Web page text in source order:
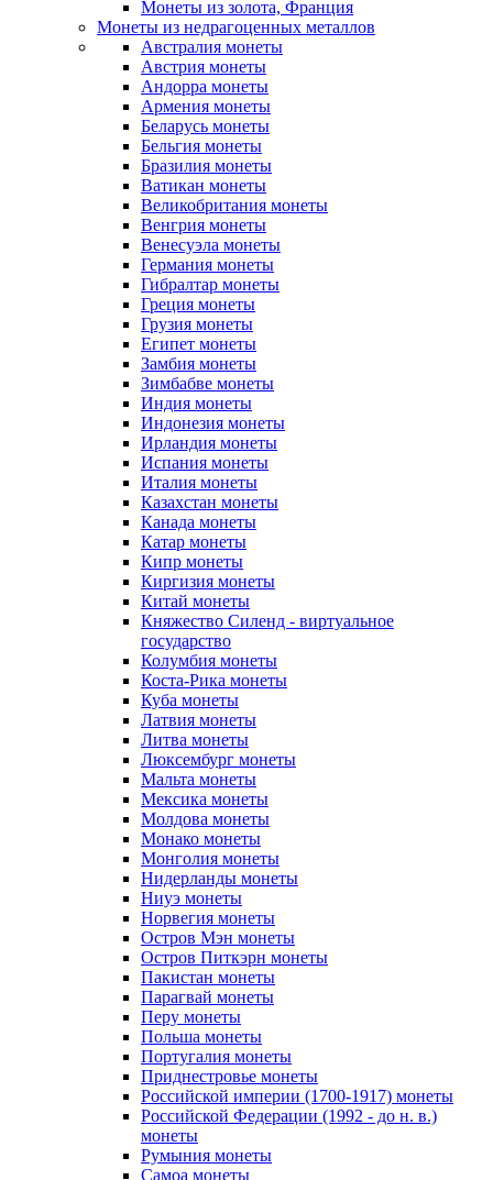
Монеты из золота, Франция
Монеты из недрагоценных металлов
Австралия монеты
Австрия монеты
Андорра монеты
Армения монеты
Беларусь монеты
Бельгия монеты
Бразилия монеты
Ватикан монеты
Великобритания монеты
Венгрия монеты
Венесуэла монеты
Германия монеты
Гибралтар монеты
Греция монеты
Грузия монеты
Египет монеты
Замбия монеты
Зимбабве монеты
Индия монеты
Индонезия монеты
Ирландия монеты
Испания монеты
Италия монеты
Казахстан монеты
Канада монеты
Катар монеты
Кипр монеты
Киргизия монеты
Китай монеты
Княжество Силенд - виртуальное
государство
Колумбия монеты
Коста-Рика монеты
Куба монеты
Латвия монеты
Литва монеты
Люксембург монеты
Мальта монеты
Мексика монеты
Молдова монеты
Монако монеты
Монголия монеты
Нидерланды монеты
Ниуэ монеты
Норвегия монеты
Остров Мэн монеты
Остров Питкэрн монеты
Пакистан монеты
Парагвай монеты
Перу монеты
Польша монеты
Португалия монеты
Приднестровье монеты
Российской империи (1700-1917) монеты
Российской Федерации (1992 - до н. в.)
монеты
Румыния монеты
Самоа монеты